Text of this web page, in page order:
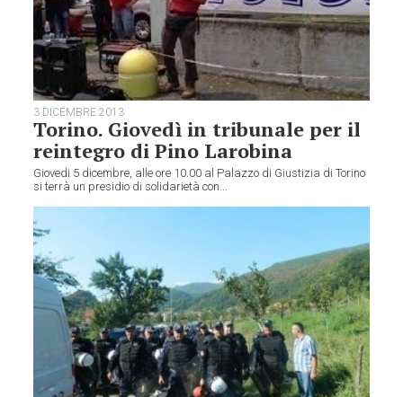
3 DICEMBRE 2013
Torino. Giovedì in tribunale per il
reintegro di Pino Larobina
Giovedi 5 dicembre, alle ore 10.00 al Palazzo di Giustizia di Torino
si terrà un presidio di solidarietà con...